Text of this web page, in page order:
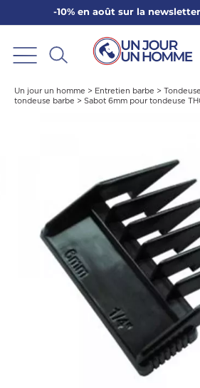
-10% en août sur la
LA BARBE
Un jour un homme > Entretien barbe >
tondeuse barbe > Sabot 6mm pour tondeuse